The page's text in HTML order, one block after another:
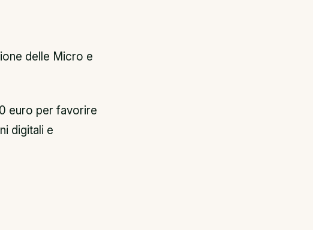
delle Micro e
euro per favorire
digitali e